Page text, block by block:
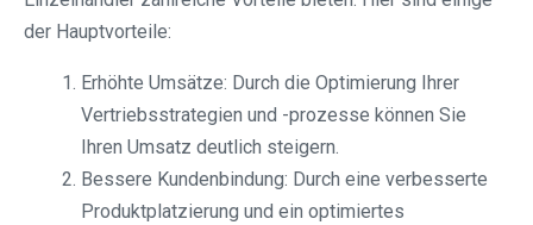
der Hauptvorteile:
Erhöhte Umsätze: Durch die Optimierung Ihrer
Vertriebsstrategien und -prozesse können Sie
Ihren Umsatz deutlich steigern.
Bessere Kundenbindung: Durch eine verbesserte
Produktplatzierung und ein optimiertes